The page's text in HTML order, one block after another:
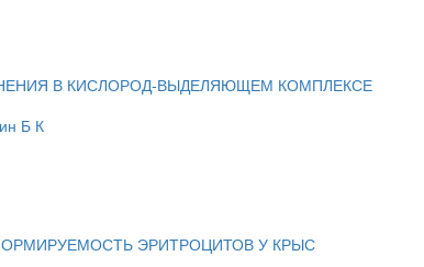
В КИСЛОРОД-ВЫДЕЛЯЮЩЕМ КОМПЛЕКСЕ
Б К
ЭРИТРОЦИТОВ У КРЫС